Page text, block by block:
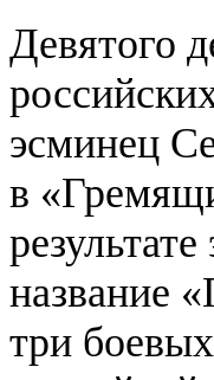
Девятого
эсминец
в
название
три